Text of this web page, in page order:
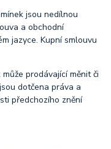
jsou nedílnou
a obchodní
jazyce. Kupní smlouvu
prodávající měnit či
dotčena práva a
předchozího znění